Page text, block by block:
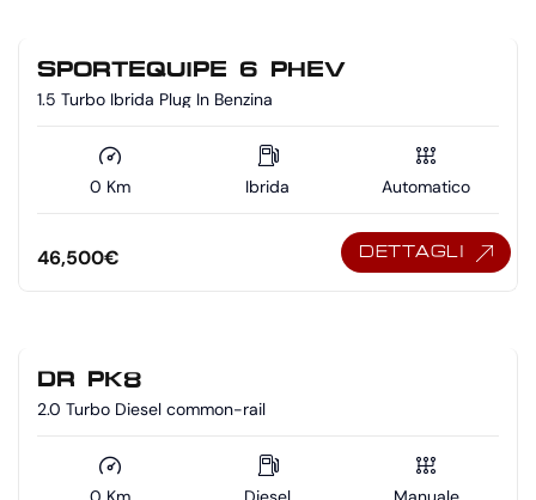
SPORTEQUIPE 6 PHEV
1.5 Turbo Ibrida Plug In Benzina
0 Km Ibrida Automatico
46,500€ DETTAGLI
DR PK8
2.0 Turbo Diesel common-rail